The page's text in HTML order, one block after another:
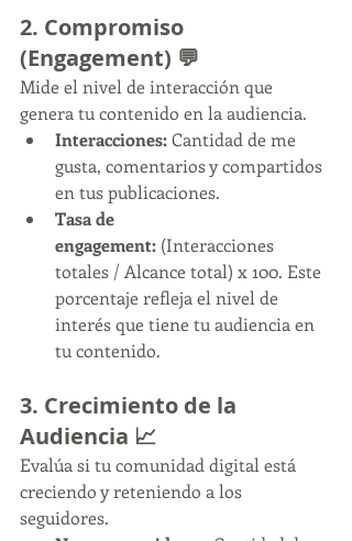
2. Compromiso
(Engagement) 💬
Mide el nivel de interacción que
genera tu contenido en la audiencia.
Interacciones: Cantidad de me
gusta, comentarios y compartidos
en tus publicaciones.
Tasa de
engagement: (Interacciones
totales / Alcance total) x 100. Este
porcentaje refleja el nivel de
interés que tiene tu audiencia en
tu contenido.
3. Crecimiento de la
Audiencia 📈
Evalúa si tu comunidad digital está
creciendo y reteniendo a los
seguidores.